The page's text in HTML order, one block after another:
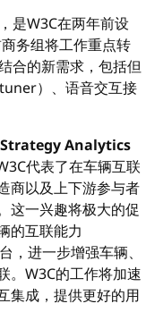
是W3C在两年前设
务组将工作重点转
合的新需求，包括但
）、语音交互接
Analytics
代表了在车辆互联
商以及上下游参与者
这一兴趣将极大的促
的互联能力
，进一步增强车辆、
。W3C的工作将加速
集成，提供更好的用